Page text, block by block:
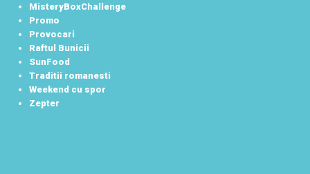
MisteryBoxChallenge
Promo
Provocari
Raftul Bunicii
SunFood
Traditii romanesti
Weekend cu spor
Zepter